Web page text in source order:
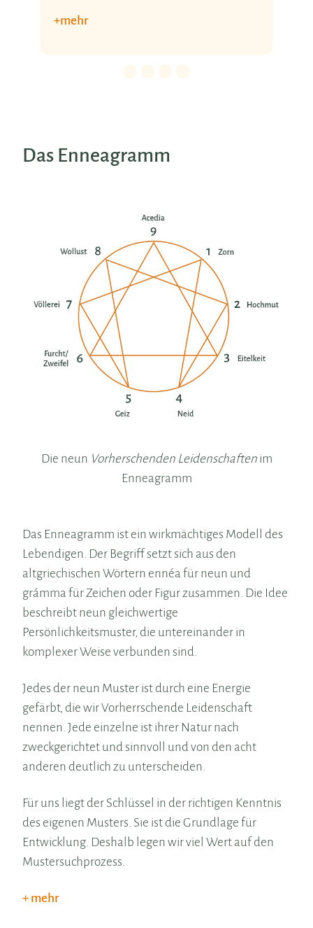
Das Enneagramm
Die neun Vorherschenden Leidenschaftenim
Enneagramm
Das Enneagramm ist ein wirkmächtiges Modell des
Lebendigen. Der Begriff setzt sich aus den
altgriechischen Wörtern ennéa für neun und
grámma für Zeichen oder Figur zusammen. Die Idee
beschreibt neun gleichwertige
Persönlichkeitsmuster, die untereinander in
komplexer Weise verbunden sind.
Jedes der neun Muster ist durch eine Energie
gefärbt, die wir Vorherrschende Leidenschaft
nennen. Jede einzelne ist ihrer Natur nach
zweckgerichtet und sinnvoll und von den acht
anderen deutlich zu unterscheiden.
Für uns liegt der Schlüssel in der richtigen Kenntnis
des eigenen Musters. Sie ist die Grundlage für
Entwicklung. Deshalb legen wir viel Wert auf den
Mustersuchprozess.
mehr